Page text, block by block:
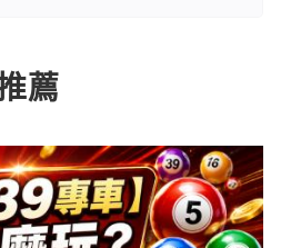
薦